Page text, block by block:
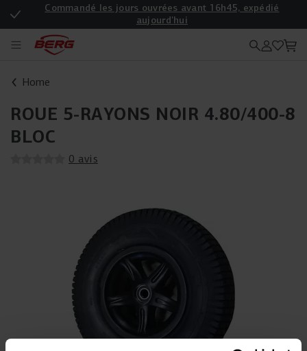
Commandé les jours ouvrées avant 16h45, expédié
aujourd'hui
Home
ROUE 5-RAYONS NOIR 4.80/400-8
BLOC
0 avis